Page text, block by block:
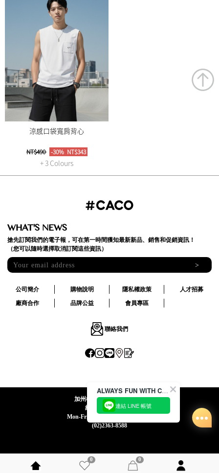
涼感口袋寬肩背心
NT$490 -30% NT$343
+ 3 Colours
0 0
WHAT'S NEWS
搶先訂閱我們的電子報，可在第一時間獲知最新新品、銷售和促銷資訊！
（您可以隨時選擇取消訂閱這些資訊）
>
公司簡介 購物說明 隱私權政策
人才招募
廠商合作
品牌公益 會員專區
聯絡我們
加州椰子國際股份有限公司
統一編號:24492069
Mon-Fri 09:00-12:30 / 13:30-18:00
(02)2363-8588
ALWAYS FUN WITH CACO !
連結 LINE 帳號